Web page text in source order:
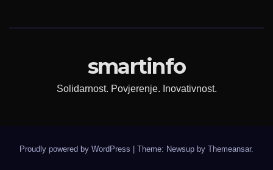
smartinfo
Solidarnost. Povjerenje. Inovativnost.
Proudly powered by WordPress Theme: Newsup by Themeansar.